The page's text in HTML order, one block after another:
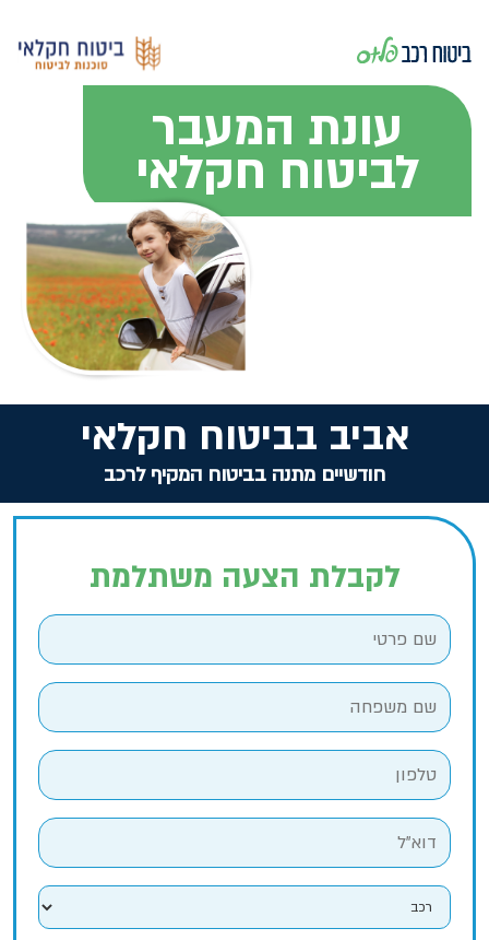
עונת המעבר
לביטוח חקלאי
אביב בביטוח חקלאי
חודשיים מתנה בביטוח המקיף לרכב
לקבלת הצעה משתלמת